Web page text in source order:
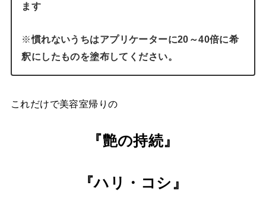
ます
※慣れないうちはアプリケーターに20～40倍に希
釈にしたものを塗布してください。
これだけで美容室帰りの
『艶の持続』
『ハリ・コシ』